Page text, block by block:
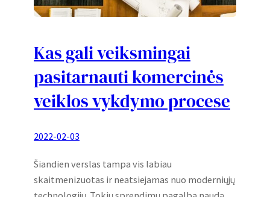
Kas gali veiksmingai
pasitarnauti komercinės
veiklos vykdymo procese
2022-02-03
Šiandien verslas tampa vis labiau
skaitmenizuotas ir neatsiejamas nuo moderniųjų